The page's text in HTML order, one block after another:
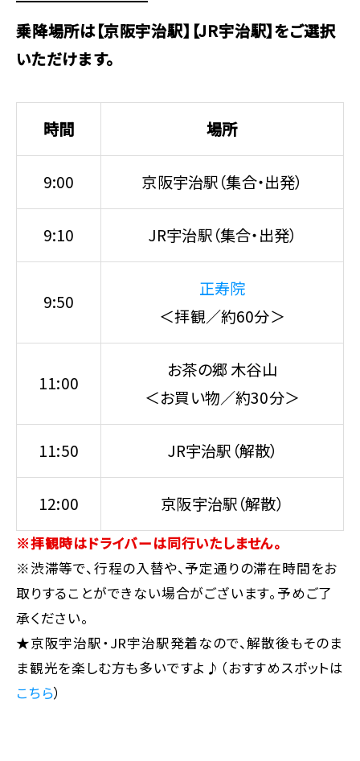
乗降場所は【京阪宇治駅】【JR宇治駅】をご選択
いただけます。
時間 場所
9:00 京阪宇治駅（集合・出発）
9:10 JR宇治駅（集合・出発）
9:50
正寿院
＜拝観／約60分＞
11:00
お茶の郷 木谷山
＜お買い物／約30分＞
11:50 JR宇治駅（解散）
12:00 京阪宇治駅（解散）
※拝観時はドライバーは同行いたしません。
※渋滞等で、行程の入替や、予定通りの滞在時間をお
取りすることができない場合がございます。予めご了
承ください。
★京阪宇治駅・JR宇治駅発着なので、解散後もそのま
ま観光を楽しむ方も多いですよ♪（おすすめスポットは
こちら）